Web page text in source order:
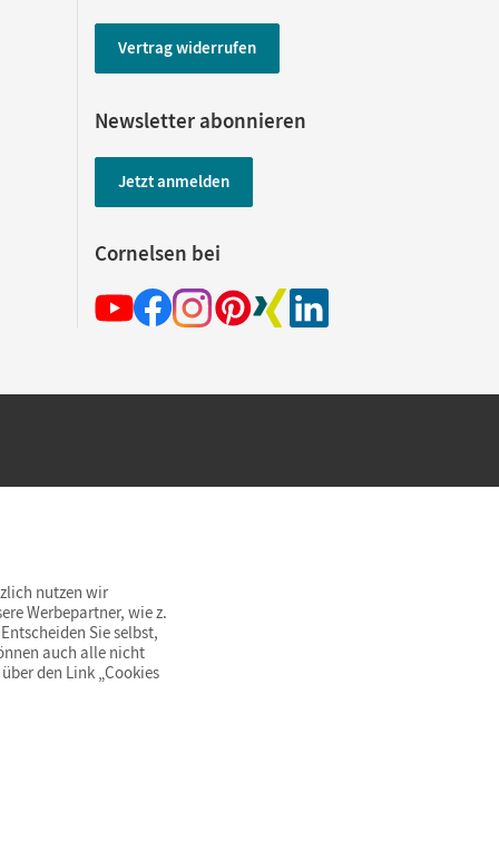
Vertrag widerrufen
Newsletter abonnieren
Jetzt anmelden
Cornelsen bei
innerhalb Deutschlands
nutzen wir
Werbepartner, wie z.
Sie selbst,
auch alle nicht
den Link „Cookies